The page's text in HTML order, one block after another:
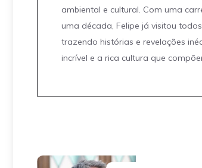
ambiental e cultural. Com uma
uma década, Felipe já visitou
trazendo histórias e revelações
incrível e a rica cultura que